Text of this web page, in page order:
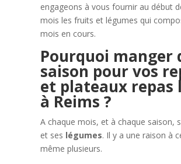
engageons à vous fournir au début
mois les fruits et légumes qui
mois en cours.
Pourquoi manger
saison pour vos
et plateaux repas
à Reims ?
A chaque mois, et à chaque saison,
et ses légumes. Il y a une raison à
même plusieurs.